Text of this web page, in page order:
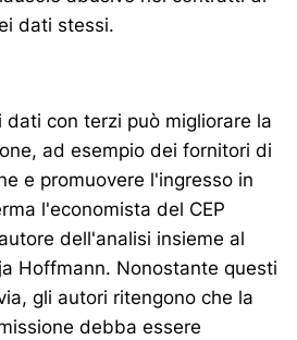
dati stessi.
con terzi può migliorare la
ad esempio dei fornitori di
e promuovere l'ingresso in
l'economista del CEP
dell'analisi insieme al
Hoffmann. Nonostante questi
gli autori ritengono che la
debba essere